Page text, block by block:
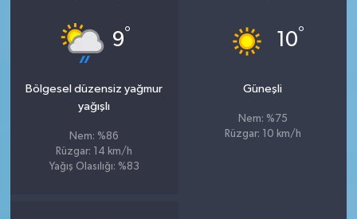
9°
Bölgesel düzensiz yağmur
yağışlı
Nem: %86
Rüzgar: 14 km/h
Yağış Olasılığı: %83
10°
Güneşli
Nem: %75
Rüzgar: 10 km/h